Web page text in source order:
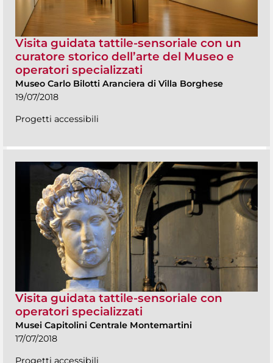
Visita guidata tattile-sensoriale con un
curatore storico dell’arte del Museo e
operatori specializzati
Museo Carlo Bilotti Aranciera di Villa Borghese
19/07/2018
Progetti accessibili
Visita guidata tattile-sensoriale con
operatori specializzati
Musei Capitolini Centrale Montemartini
17/07/2018
Progetti accessibili